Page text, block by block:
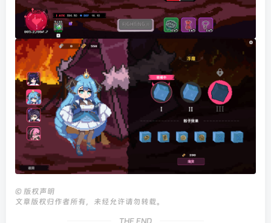
© 版权声明
文章版权归作者所有，未经允许请勿转载。
THE END